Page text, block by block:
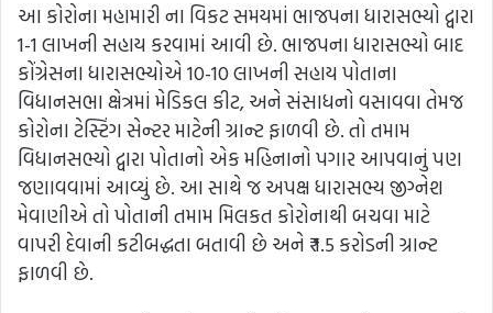
આ કોરોના મહામારી ના વિકટ સમયમાં ભાજપના ધારાસભ્યો દ્વારા
1-1 લાખની સહાય કરવામાં આવી છે. ભાજપના ધારાસભ્યો બાદ
કોંગ્રેસના ધારાસભ્યોએ 10-10 લાખની સહાય પોતાના
વિધાનસભા ક્ષેત્રમાં મેડિકલ કીટ, અને સંસાધનો વસાવવા તેમજ
કોરોના ટેસ્ટિંગ સેન્ટર માટેની ગ્રાન્ટ ફાળવી છે. તો તમામ
વિધાનસભ્યો દ્વારા પોતાનો એક મહિનાનો પગાર આપવાનું પણ
જણાવવામાં આવ્યું છે. આ સાથે જ અપક્ષ ધારાસભ્ય જીગ્નેશ
મેવાણીએ તો પોતાની તમામ મિલકત કોરોનાથી બચવા માટે
વાપરી દેવાની કટીબદ્ધતા બતાવી છે અને ₹ 1.5 કરોડની ગ્રાન્ટ
ફાળવી છે.